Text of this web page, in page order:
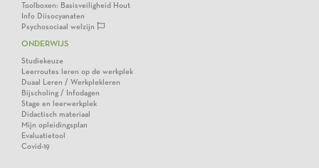
Toolboxen: Basisveiligheid Hout
Info Diisocyanaten
Psychosociaal welzijn
ONDERWIJS
Studiekeuze
Leerroutes leren op de werkplek
Duaal Leren / Werkplekleren
Bijscholing / Infodagen
Stage en leerwerkplek
Didactisch materiaal
Mijn opleidingsplan
Evaluatietool
Covid-19